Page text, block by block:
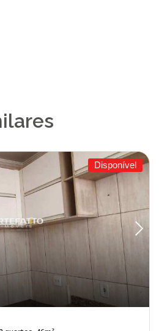
Disponível